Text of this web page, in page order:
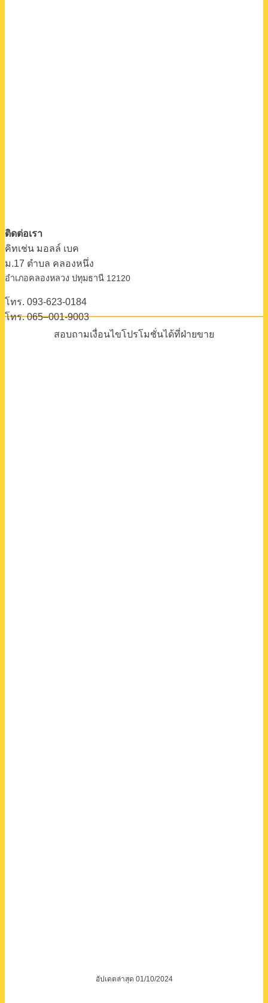
ติดต่อเรา
คิทเช่น มอลล์ เบค
ม.17 ตําบล คลองหนึ่ง
อําเภอคลองหลวง ปทุมธานี 12120
โทร. 093-623-0184
โทร. 065–001-9003
สอบถามเงื่อนไขโปรโมชั่นได้ที่ฝ่ายขาย
อัปเดตล่าสุด 01/10/2024